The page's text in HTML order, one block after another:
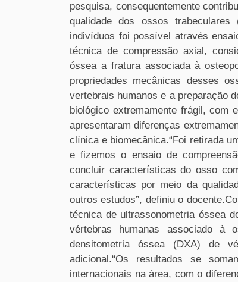
pesquisa, consequentemente
qualidade dos ossos
indivíduos foi possível através
técnica de compressão axial,
óssea a fratura associada à
propriedades mecânicas desses
vertebrais humanos e a preparação
biológico extremamente frágil, com
apresentaram diferenças
clínica e biomecânica.“Foi retirada
e fizemos o ensaio de
concluir características do osso
características por meio da
outros estudos”, definiu o
técnica de ultrassonometria óssea
vértebras humanas associado à
densitometria óssea (DXA) de
adicional.“Os resultados se
internacionais na área, com o